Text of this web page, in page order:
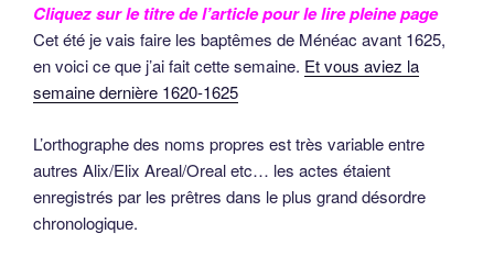
Cliquez sur le titre de l’article pour le lire pleine page
Cet été je vais faire les baptêmes de Ménéac avant 1625,
en voici ce que j’ai fait cette semaine. Et vous aviez la
semaine dernière 1620-1625
L’orthographe des noms propres est très variable entre
autres Alix/Elix Areal/Oreal etc… les actes étaient
enregistrés par les prêtres dans le plus grand désordre
chronologique.